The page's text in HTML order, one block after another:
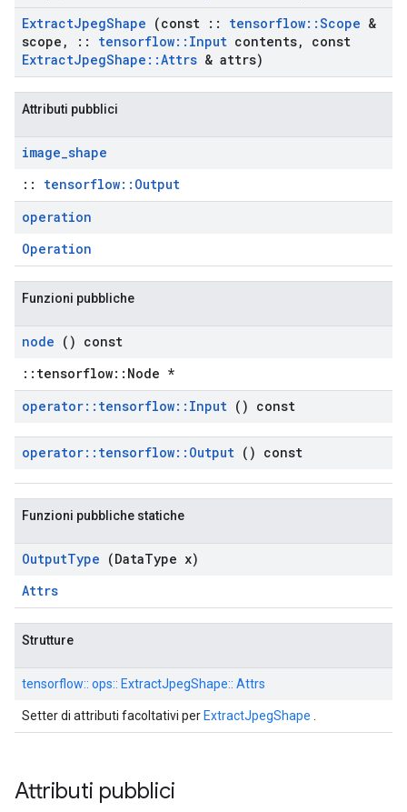
ExtractJpegShape (const :: tensorflow::Scope &
scope , :: tensorflow:: Input contents,
const
ExtractJpegShape ::Attrs & attrs)
Attributi pubblici
image_shape
:: tensorflow::Output
operation
Operation
Funzioni pubbliche
node () const
::tensorflow::Node *
operator:: tensorflow:: Input () const
operator:: tensorflow:: Output () const
Funzioni pubbliche statiche
OutputType (DataType x)
Attrs
Strutture
tensorflow:: ops:: ExtractJpegShape:: Attrs
Setter di attributi facoltativi per ExtractJpegShape
Attributi pubblici